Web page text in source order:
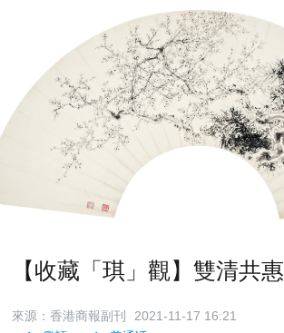
【收藏「琪」觀】雙清共惠
來源：香港商報副刊 2021-11-17 16:21